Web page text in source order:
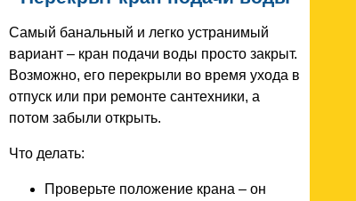
Самый банальный и легко устранимый
вариант – кран подачи воды просто закрыт.
Возможно, его перекрыли во время ухода в
отпуск или при ремонте сантехники, а
потом забыли открыть.
Что делать:
Проверьте положение крана – он